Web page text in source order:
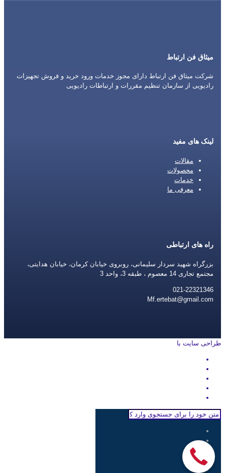
میثاق فن ارتباط
شرکت میثاق فن ارتباط دارای مجوز خدمات ورود خرید و فروش تجهیزات
رادیویی از سازمان تنظیم مقررات و ارتباطات رادیویی
لینک های مفید
مقالات
محصولات
خدمات
معرفی ما
راه های ارتباطی
بزرگراه شهید سردار سلیمانی، روبروی خیابان کرمان، خیابان هدایتی،
مجتمع تجاری 14 معصوم ، طبقه 3، واحد 3
021-22321346
Mf.ertebat@gmail.com
طراحی سایت با